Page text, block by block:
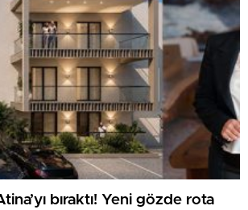
bıraktı! Yeni gözde rota